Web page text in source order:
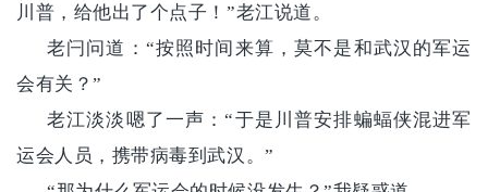
川普，给他出了个点子！”老江说道。
老闩问道：“按照时间来算，莫不是和武汉的军运
会有关？”
老江淡淡嗯了一声：“于是川普安排蝙蝠侠混进军
运会人员，携带病毒到武汉。”